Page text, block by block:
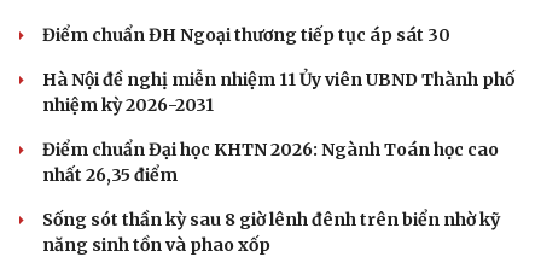
Du lịch
Tư vấn
Săn Tour
Podcast
Câu chuyện thời sự
Kể chuyện cho bé
Điểm chuẩn ĐH Ngoại thương tiếp tục áp sát 30
Hà Nội đề nghị miễn nhiệm 11 Ủy viên UBND Thành phố
nhiệm kỳ 2026-2031
Điểm chuẩn Đại học KHTN 2026: Ngành Toán học cao
nhất 26,35 điểm
Sống sót thần kỳ sau 8 giờ lênh đênh trên biển nhờ kỹ
năng sinh tồn và phao xốp